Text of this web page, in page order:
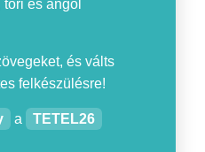
és angol
és válts
felkészülésre!
a
TETEL26